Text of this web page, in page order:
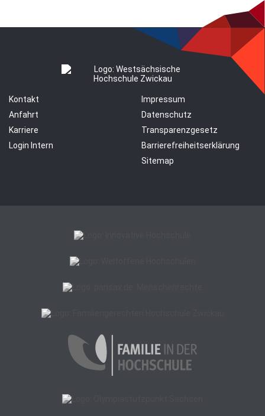
Kontakt
Anfahrt
Karriere
Login Intern
Impressum
Datenschutz
Transparenzgesetz
Barrierefreiheitserklärung
Sitemap